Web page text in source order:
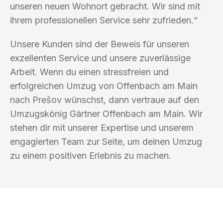
unseren neuen Wohnort gebracht. Wir sind mit
ihrem professionellen Service sehr zufrieden.“
Unsere Kunden sind der Beweis für unseren
exzellenten Service und unsere zuverlässige
Arbeit. Wenn du einen stressfreien und
erfolgreichen Umzug von Offenbach am Main
nach Prešov wünschst, dann vertraue auf den
Umzugskönig Gärtner Offenbach am Main. Wir
stehen dir mit unserer Expertise und unserem
engagierten Team zur Seite, um deinen Umzug
zu einem positiven Erlebnis zu machen.